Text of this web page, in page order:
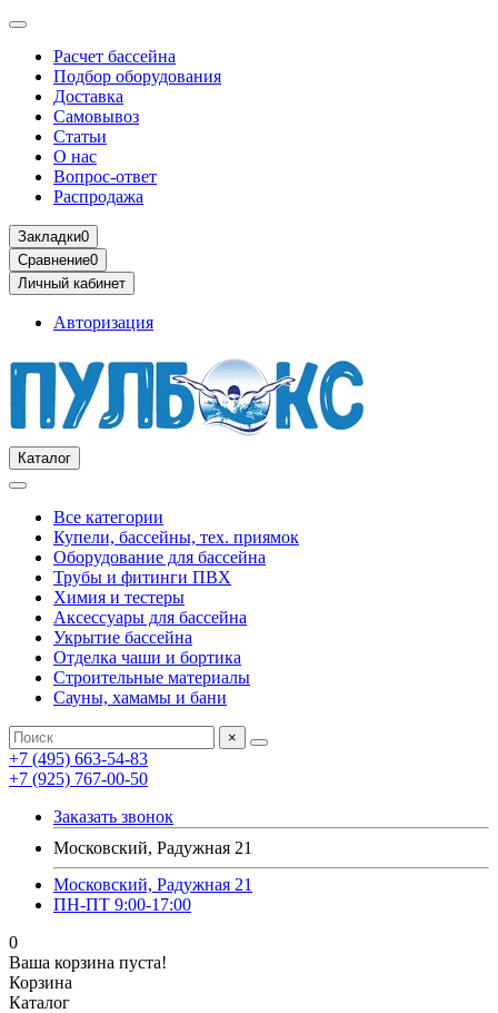
Расчет бассейна
Подбор оборудования
Доставка
Самовывоз
Статьи
О нас
Вопрос-ответ
Распродажа
Закладки0
Сравнение0
Личный кабинет
Авторизация
Каталог
Все категории
Купели, бассейны, тех. приямок
Оборудование для бассейна
Трубы и фитинги ПВХ
Химия и тестеры
Аксессуары для бассейна
Укрытие бассейна
Отделка чаши и бортика
Строительные материалы
Сауны, хамамы и бани
×
+7 (495) 663-54-83
+7 (925) 767-00-50
Заказать звонок
Московский, Радужная 21
Московский, Радужная 21
ПН-ПТ 9:00-17:00
0
Ваша корзина пуста!
Корзина
Каталог